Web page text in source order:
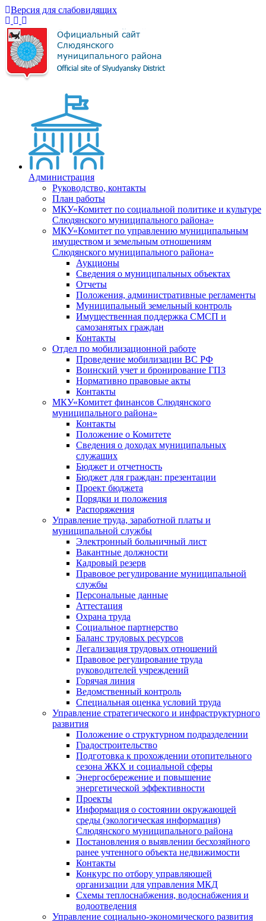
Версия для слабовидящих
Администрация
Руководство, контакты
План работы
МКУ«Комитет по социальной политике и культуре
Слюдянского муниципального района»
МКУ«Комитет по управлению муниципальным
имуществом и земельным отношениям
Слюдянского муниципального района»
Аукционы
Сведения о муниципальных объектах
Отчеты
Положения, административные регламенты
Муниципальный земельный контроль
Имущественная поддержка СМСП и
самозанятых граждан
Контакты
Отдел по мобилизационной работе
Проведение мобилизации ВС РФ
Воинский учет и бронирование ГПЗ
Нормативно правовые акты
Контакты
МКУ«Комитет финансов Слюдянского
муниципального района»
Контакты
Положение о Комитете
Сведения о доходах муниципальных
служащих
Бюджет и отчетность
Бюджет для граждан: презентации
Проект бюджета
Порядки и положения
Распоряжения
Управление труда, заработной платы и
муниципальной службы
Электронный больничный лист
Вакантные должности
Кадровый резерв
Правовое регулирование муниципальной
службы
Персональные данные
Аттестация
Охрана труда
Социальное партнерство
Баланс трудовых ресурсов
Легализация трудовых отношений
Правовое регулирование труда
руководителей учреждений
Горячая линия
Ведомственный контроль
Специальная оценка условий труда
Управление стратегического и инфраструктурного
развития
Положение о структурном подразделении
Градостроительство
Подготовка к прохождении отопительного
сезона ЖКХ и социальной сферы
Энергосбережение и повышение
энергетической эффективности
Проекты
Информация о состоянии окружающей
среды (экологическая информация)
Слюдянского муниципального района
Постановления о выявлении бесхозяйного
ранее учтенного объекта недвижимости
Контакты
Конкурс по отбору управляющей
организации для управления МКД
Схемы теплоснабжения, водоснабжения и
водоотведения
Управление социально-экономического развития